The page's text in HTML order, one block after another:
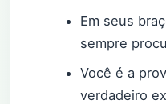
Em seus
sempre
Você é a
verdadeiro